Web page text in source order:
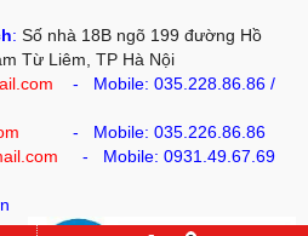
: Số nhà 18B ngõ 199 đường Hồ
Từ Liêm, TP Hà Nội
- Mobile: 035.228.86.86 /
- Mobile: 035.226.86.86
- Mobile: 0931.49.67.69